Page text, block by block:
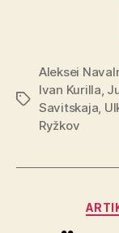
Avainsanat
Aleksei
Ivan Kurilla,
Savitskaja,
Ryžkov